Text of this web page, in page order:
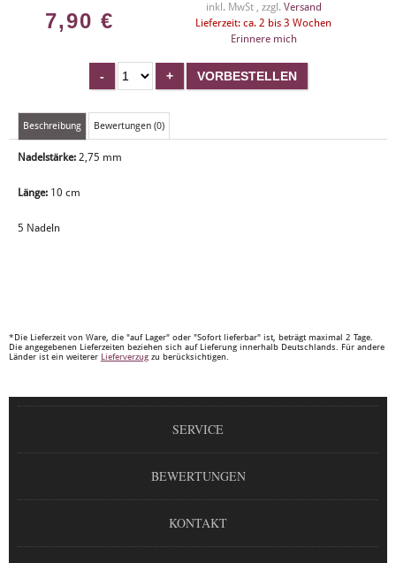
7,90 €
inkl. MwSt , zzgl. Versand
Lieferzeit: ca. 2 bis 3 Wochen
Erinnere mich
Beschreibung Bewertungen (0)
Nadelstärke: 2,75 mm
Länge: 10 cm
5 Nadeln
*Die Lieferzeit von Ware, die "auf Lager" oder "Sofort lieferbar" ist, beträgt maximal 2 Tage.
Die angegebenen Lieferzeiten beziehen sich auf Lieferung innerhalb Deutschlands. Für andere
Länder ist ein weiterer Lieferverzug zu berücksichtigen.
SERVICE
BEWERTUNGEN
KONTAKT